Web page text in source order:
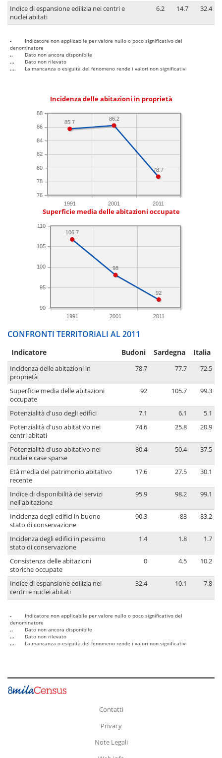
Indice di espansione edilizia nei centri e
nuclei abitati
6.2 14.7 32.4
-
Indicatore non applicabile per valore nullo o poco significativo del
denominatore
..
Dato non ancora disponibile
...
Dato non rilevato
....
La mancanza o esiguità del fenomeno rende i valori non significativi
Incidenza delle abitazioni in proprietà
1991 2001 2011
76
78
80
82
84
86
88
78.7
86.2
85.7
Superficie media delle abitazioni occupate
1991 2001 2011
90
95
100
105
110
92
98
106.7
CONFRONTI TERRITORIALI AL 2011
Indicatore Budoni Sardegna Italia
Incidenza delle abitazioni in
proprietà
78.7 77.7 72.5
Superficie media delle abitazioni
occupate
92 105.7 99.3
Potenzialità d'uso degli edifici 7.1 6.1
5.1
Potenzialità d'uso abitativo nei
centri abitati
74.6 25.8 20.9
Potenzialità d'uso abitativo nei
nuclei e case sparse
80.4 50.4 37.5
Età media del patrimonio abitativo
recente
17.6 27.5 30.1
Indice di disponibilità dei servizi
nell'abitazione
95.9 98.2 99.1
Incidenza degli edifici in buono
stato di conservazione
90.3 83 83.2
Incidenza degli edifici in pessimo
stato di conservazione
1.4 1.8 1.7
Consistenza delle abitazioni
storiche occupate
0 4.5 10.2
Indice di espansione edilizia nei
centri e nuclei abitati
32.4 10.1 7.8
-
Indicatore non applicabile per valore nullo o poco significativo del
denominatore
..
Dato non ancora disponibile
...
Dato non rilevato
....
La mancanza o esiguità del fenomeno rende i valori non significativi
Contatti
Privacy
Note Legali